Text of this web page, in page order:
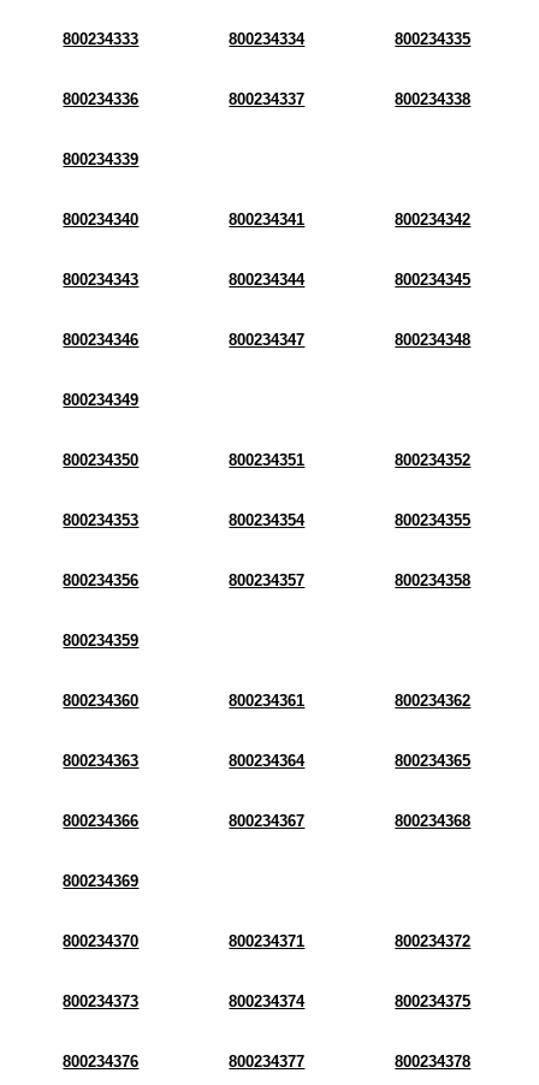
800234333 800234334 800234335
800234336 800234337 800234338
800234339
800234340 800234341 800234342
800234343 800234344 800234345
800234346 800234347 800234348
800234349
800234350 800234351 800234352
800234353 800234354 800234355
800234356 800234357 800234358
800234359
800234360 800234361 800234362
800234363 800234364 800234365
800234366 800234367 800234368
800234369
800234370 800234371 800234372
800234373 800234374 800234375
800234376 800234377 800234378